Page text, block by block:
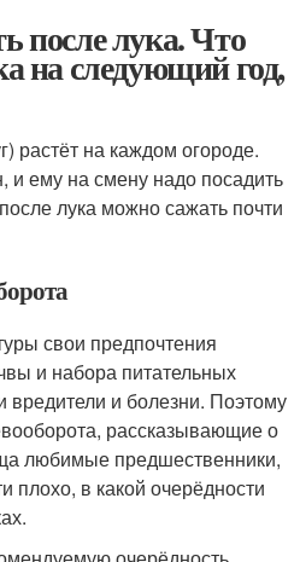
после лука. Что
на следующий год,
растёт на каждом огороде.
и ему на смену надо посадить
лука можно сажать почти
свои предпочтения
и набора питательных
вредители и болезни. Поэтому
рассказывающие о
любимые предшественники,
плохо, в какой очерёдности